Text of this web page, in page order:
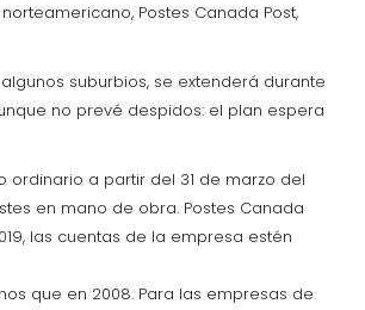
Postes Canada Post,
suburbios, se extenderá durante
no prevé despidos: el plan espera
a partir del 31 de marzo del
en mano de obra. Postes Canada
las cuentas de la empresa estén
que en 2008. Para las empresas de